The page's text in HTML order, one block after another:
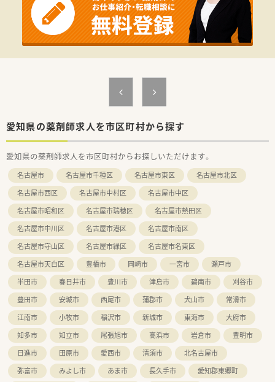
舗ともに駅からのアクセスが良好な法人です。
■各店舗間の距離が近いため応援やヘルプ体制が整っており、有
事の際にもお休みが取得しやすい環境です。
■名古屋グランパスのスポンサーを務めており、薬局内に関連グ
ッズが展示されるなど地域密着型の企業です。
【職場環境と雰囲気】
■正社員とパートスタッフ、そして事務員が協力し合い、日々の
ため、幅広い知識を身につけられる環境です。
■お休みが取りやすくスタッフ同士の距離感も近いため、風通し
愛知県の薬剤師求人を市区町村から探す
愛知県の薬剤師求人を市区町村からお探しいただけます。
名古屋市 名古屋市千種区 名古屋市東区
名古屋市北区
名古屋市西区
名古屋市中村区
名古屋市中区
名古屋市昭和区
名古屋市瑞穂区
名古屋市熱田区
名古屋市中川区
名古屋市港区
名古屋市南区
名古屋市守山区
名古屋市緑区
名古屋市名東区
名古屋市天白区
豊橋市 岡崎市 一宮市
瀬戸市
半田市
春日井市 豊川市 津島市 碧南市
刈谷市
豊田市
安城市 西尾市 蒲郡市 犬山市
常滑市
江南市
小牧市 稲沢市 新城市 東海市
大府市
知多市
知立市 尾張旭市 高浜市 岩倉市
豊明市
日進市
田原市 愛西市 清須市
北名古屋市
弥富市
みよし市 あま市 長久手市
愛知郡東郷町